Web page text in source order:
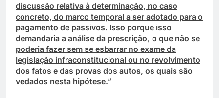
discussão relativa à determinação, no caso
concreto, do marco temporal a ser adotado para o
pagamento de passivos. Isso porque isso
demandaria a análise da prescrição, o que não se
poderia fazer sem se esbarrar no exame da
legislação infraconstitucional ou no revolvimento
dos fatos e das provas dos autos, os quais são
vedados nesta hipótese.”